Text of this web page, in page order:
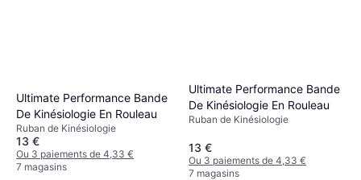
Ultimate Performance Bande
De Kinésiologie En Rouleau
Ruban de Kinésiologie
13 €
Ou 3 paiements de 4,33 €
7 magasins
Ultimate Performance Bande
De Kinésiologie En Rouleau
Ruban de Kinésiologie
13 €
Ou 3 paiements de 4,33 €
7 magasins